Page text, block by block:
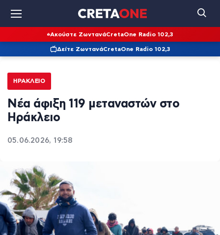
Ακούστε ΖωντανάCretaOne Radio 102,3
Δείτε ΖωντανάCretaOne Radio 102,3
ΗΡΆΚΛΕΙΟ
Νέα άφιξη 119 μεταναστών στο
Ηράκλειο
05.06.2026, 19:58